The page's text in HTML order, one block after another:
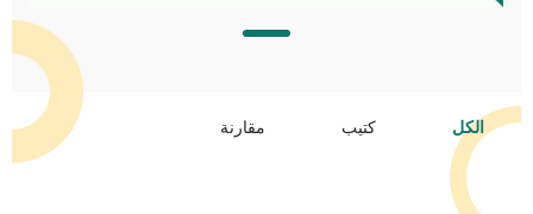
الكل كتيب مقارنة